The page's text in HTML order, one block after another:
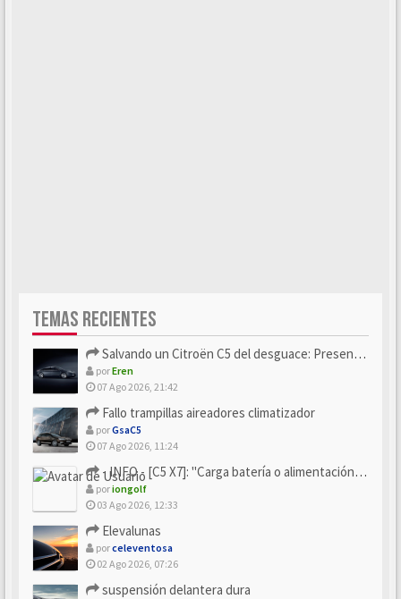
TEMAS RECIENTES
Salvando un Citroën C5 del desguace: Presentación y seguimiento
porEren
07 Ago 2026, 21:42
Fallo trampillas aireadores climatizador
porGsaC5
07 Ago 2026, 11:24
- INFO - [C5 X7]: "Carga batería o alimentación eléctri...
poriongolf
03 Ago 2026, 12:33
Elevalunas
porceleventosa
02 Ago 2026, 07:26
suspensión delantera dura